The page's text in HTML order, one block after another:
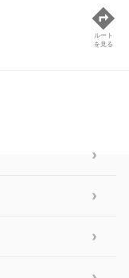
ルート
を見る